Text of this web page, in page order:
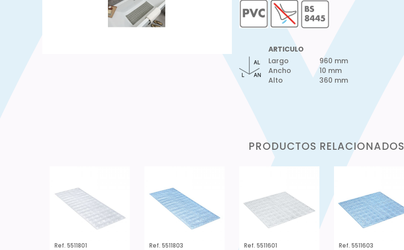
ARTICULO
Largo
Ancho
Alto
960 mm
10 mm
360 mm
PRODUCTOS RELACIONADOS
Ref. 5511801 Ref. 5511803 Ref. 5511601 Ref. 5511603